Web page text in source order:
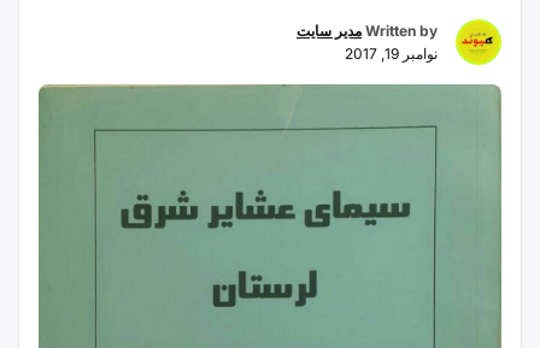
Written by مدیر سایت
نوامبر 19, 2017